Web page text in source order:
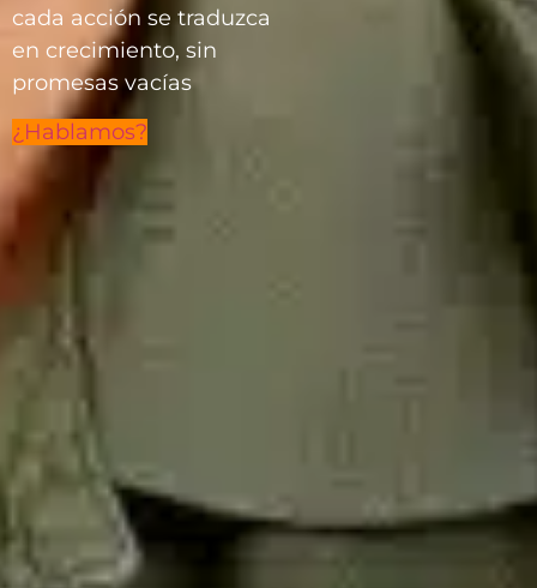
cada acción se traduzca
en crecimiento, sin
promesas vacías
¿Hablamos?